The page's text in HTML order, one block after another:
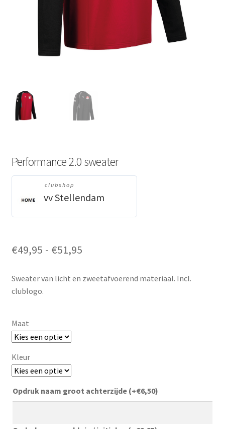
Performance 2.0 sweater
clubshop
vv Stellendam
€49,95 - €51,95Prijsklasse:
tot
Sweater van licht en zweetafvoerend materiaal. Incl.
clublogo.
Maat
Kleur
Opdruk naam groot achterzijde (+€6,50)